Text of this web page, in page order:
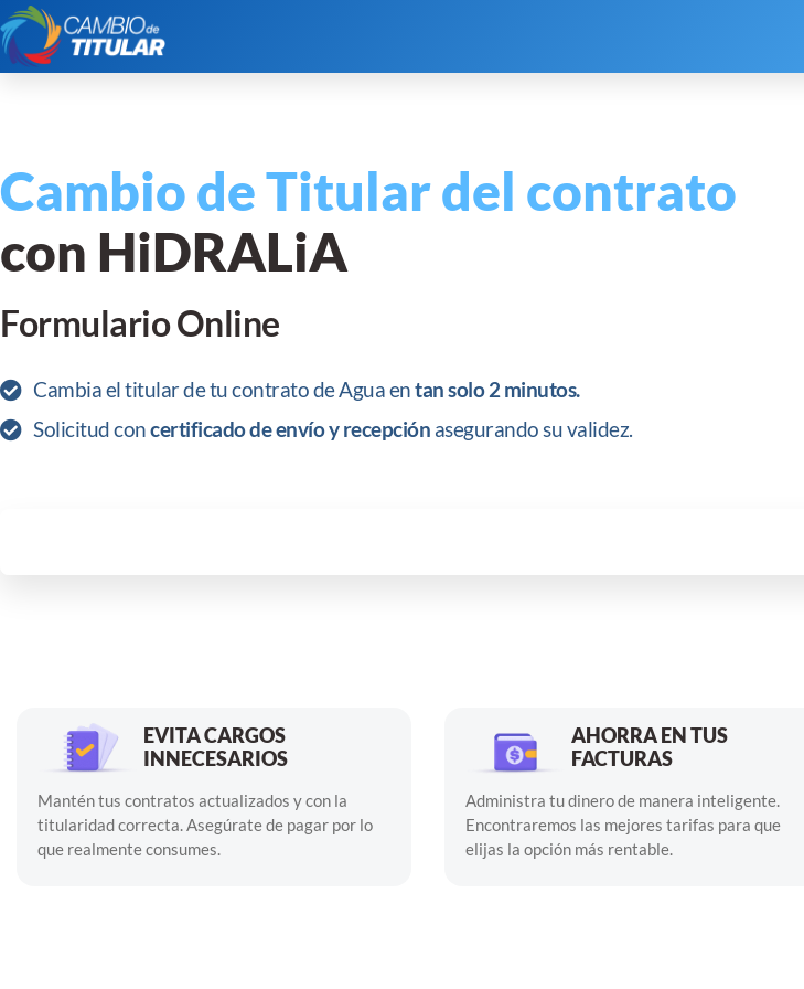
Cambio de Titular del contrato
con HiDRALiA
Formulario Online
Cambia el titular de tu contrato de Agua entan solo 2 minutos.
Solicitud concertificado de envío y recepción asegurando su validez.
EVITA CARGOS
INNECESARIOS
Mantén tus contratos actualizados y con la
titularidad correcta. Asegúrate de pagar por lo
que realmente consumes.
AHORRA EN TUS
FACTURAS
Administra tu dinero de manera inteligente.
Encontraremos las mejores tarifas para que
elijas la opción más rentable.